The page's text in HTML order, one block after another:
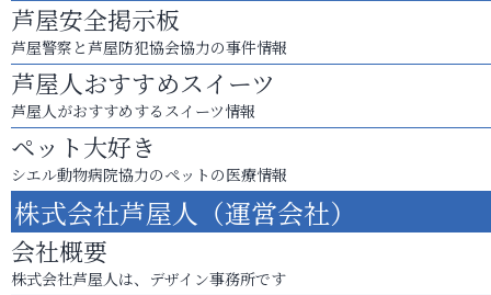
芦屋安全掲示板
芦屋警察と芦屋防犯協会協力の事件情報
芦屋人おすすめスイーツ
芦屋人がおすすめするスイーツ情報
ペット大好き
シエル動物病院協力のペットの医療情報
株式会社芦屋人（運営会社）
会社概要
株式会社芦屋人は、デザイン事務所です